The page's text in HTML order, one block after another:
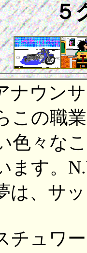
５
ナウン
この職
色々な
ます。
は、サ
チュワ